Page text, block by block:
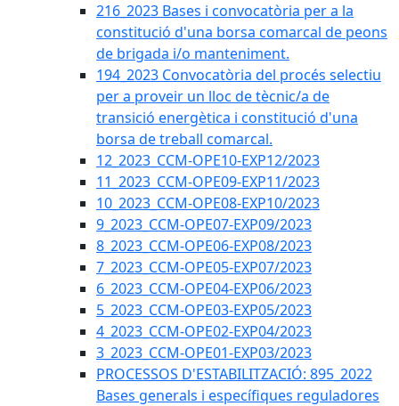
216_2023 Bases i convocatòria per a la
constitució d'una borsa comarcal de peons
de brigada i/o manteniment.
194_2023 Convocatòria del procés selectiu
per a proveir un lloc de tècnic/a de
transició energètica i constitució d'una
borsa de treball comarcal.
12_2023_CCM-OPE10-EXP12/2023
11_2023_CCM-OPE09-EXP11/2023
10_2023_CCM-OPE08-EXP10/2023
9_2023_CCM-OPE07-EXP09/2023
8_2023_CCM-OPE06-EXP08/2023
7_2023_CCM-OPE05-EXP07/2023
6_2023_CCM-OPE04-EXP06/2023
5_2023_CCM-OPE03-EXP05/2023
4_2023_CCM-OPE02-EXP04/2023
3_2023_CCM-OPE01-EXP03/2023
PROCESSOS D'ESTABILITZACIÓ: 895_2022
Bases generals i específiques reguladores